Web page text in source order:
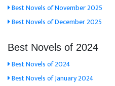
Best Novels of November 2025
Best Novels of December 2025
Best Novels of 2024
Best Novels of 2024
Best Novels of January 2024